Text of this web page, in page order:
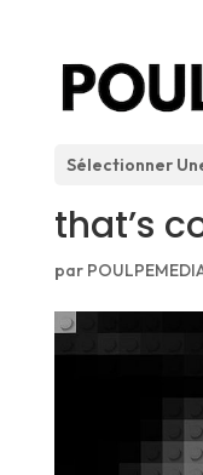
Sélectionner
that’s
par